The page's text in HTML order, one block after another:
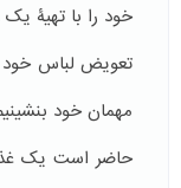
خود را با تهیۀ
تعویض لباس خود
مهمان خود
حاضر است یک